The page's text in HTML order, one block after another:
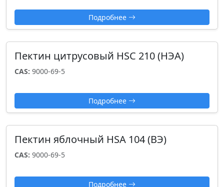
Подробнее
Пектин цитрусовый HSC 210 (НЭА)
CAS: 9000-69-5
Подробнее
Пектин яблочный HSA 104 (ВЭ)
CAS: 9000-69-5
Подробнее